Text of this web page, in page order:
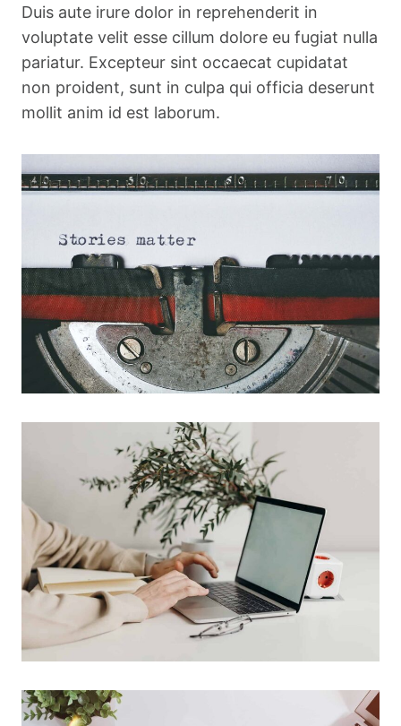
Duis aute irure dolor in reprehenderit in
voluptate velit esse cillum dolore eu fugiat nulla
pariatur. Excepteur sint occaecat cupidatat
non proident, sunt in culpa qui officia deserunt
mollit anim id est laborum.